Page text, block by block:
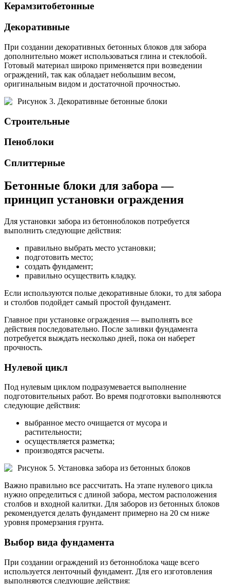
Керамзитобетонные
Декоративные
При создании декоративных бетонных блоков для забора
дополнительно может использоваться глина и стеклобой.
Готовый материал широко применяется при возведении
ограждений, так как обладает небольшим весом,
оригинальным видом и достаточной прочностью.
Рисунок 3. Декоративные бетонные блоки
Строительные
Пеноблоки
Сплиттерные
Бетонные блоки для забора —
принцип установки ограждения
Для установки забора из бетонноблоков потребуется
выполнить следующие действия:
правильно выбрать место установки;
подготовить место;
создать фундамент;
правильно осуществить кладку.
Если используются полые декоративные блоки, то для забора
и столбов подойдет самый простой фундамент.
Главное при установке ограждения — выполнять все
действия последовательно. После заливки фундамента
потребуется выждать несколько дней, пока он наберет
прочность.
Нулевой цикл
Под нулевым циклом подразумевается выполнение
подготовительных работ. Во время подготовки выполняются
следующие действия:
выбранное место очищается от мусора и
растительности;
осуществляется разметка;
производятся расчеты.
Рисунок 5. Установка забора из бетонных блоков
Важно правильно все рассчитать. На этапе нулевого цикла
нужно определиться с длиной забора, местом расположения
столбов и входной калитки. Для заборов из бетонных блоков
рекомендуется делать фундамент примерно на 20 см ниже
уровня промерзания грунта.
Выбор вида фундамента
При создании ограждений из бетонноблока чаще всего
используется ленточный фундамент. Для его изготовления
выполняются следующие действия: